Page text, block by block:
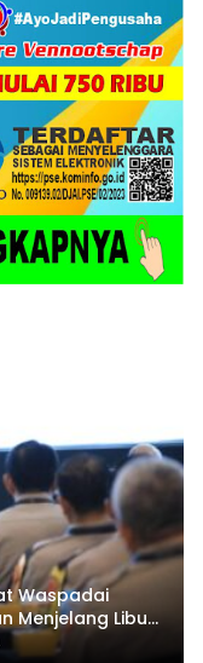
Waspadai
Menjelang Libur